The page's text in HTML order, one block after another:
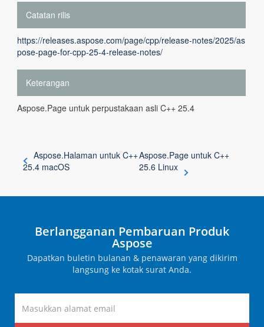
Catatan rilis
https://releases.aspose.com/page/cpp/release-notes/2025/as
pose-page-for-cpp-25-4-release-notes/
Keterangan
Aspose.Page untuk perpustakaan asli C++ 25.4
Aspose.Halaman untuk C++
25.4 macOS
Aspose.Page untuk C++
25.6 Linux
Berlangganan Pembaruan Produk
Aspose
Dapatkan buletin bulanan & penawaran yang dikirim
langsung ke kotak surat Anda.